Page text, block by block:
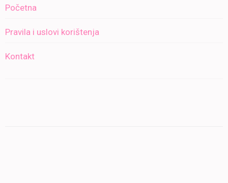
Početna
Pravila i uslovi korištenja
Kontakt